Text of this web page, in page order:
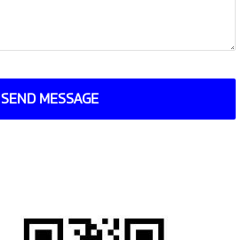
SEND MESSAGE